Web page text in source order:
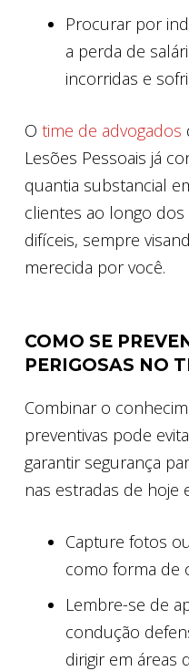
Procurar por
a perda de
incorridas e
O time de advogados
Lesões Pessoais já
quantia substancial
clientes ao longo dos
difíceis, sempre
merecida por você.
COMO SE
PERIGOSAS NO
Combinar o
preventivas pode
garantir segurança
nas estradas de hoje
Capture fotos
como forma de
Lembre-se de
condução
dirigir em áreas